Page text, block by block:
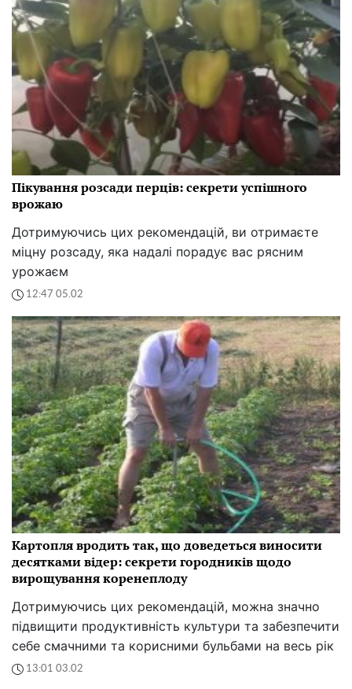
Пікування розсади перців: секрети успішного
врожаю
Дотримуючись цих рекомендацій, ви отримаєте
міцну розсаду, яка надалі порадує вас рясним
урожаєм
12:47 05.02
Картопля вродить так, що доведеться виносити
десятками відер: секрети городників щодо
вирощування коренеплоду
Дотримуючись цих рекомендацій, можна значно
підвищити продуктивність культури та забезпечити
себе смачними та корисними бульбами на весь рік
13:01 03.02